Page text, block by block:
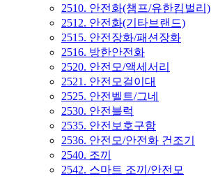
2510. 안전화(챔프/유한킴벌리)
2512. 안전화(기타브랜드)
2515. 안전장화/패션장화
2516. 방한안전화
2520. 안전모/액세서리
2521. 안전모걸이대
2525. 안전벨트/그네
2530. 안전블럭
2535. 안전보호구함
2536. 안전모/안전화 건조기
2540. 조끼
2542. 스마트 조끼/안전모